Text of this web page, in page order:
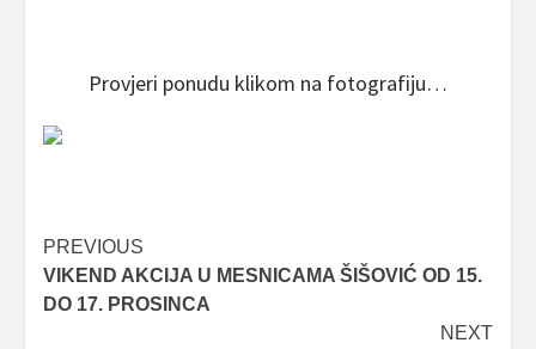
Provjeri ponudu klikom na fotografiju…
Post
navigation
PREVIOUS
VIKEND AKCIJA U MESNICAMA ŠIŠOVIĆ OD 15.
DO 17. PROSINCA
NEXT